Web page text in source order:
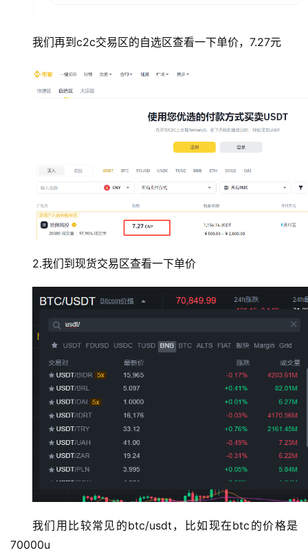
我们再到c2c交易区的自选区查看一下单价，7.27元
2.我们到现货交易区查看一下单价
我们用比较常见的btc/usdt，比如现在btc的价格是
70000u